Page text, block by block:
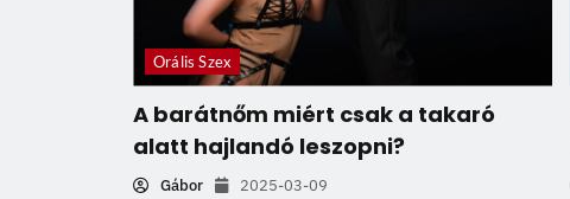
Orális Szex
A barátnőm miért csak a takaró
alatt hajlandó leszopni?
Gábor 2025-03-09